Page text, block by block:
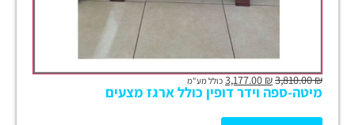
₪
3,810.00
₪ כולל מע"מ
מיטה-ספה וידר דופין כולל ארגז מצעים